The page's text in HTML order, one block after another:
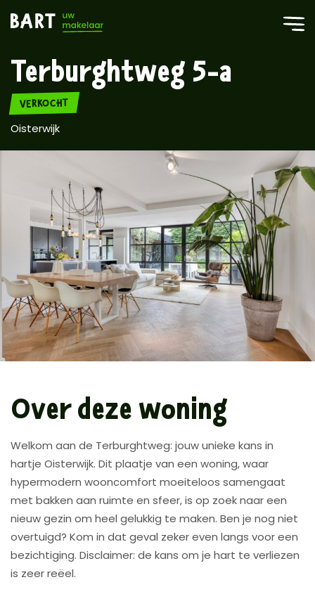
Terburghtweg 5-a
VERKOCHT
Oisterwijk
Over deze woning
Welkom aan de Terburghtweg: jouw unieke kans in
hartje Oisterwijk. Dit plaatje van een woning, waar
hypermodern wooncomfort moeiteloos samengaat
met bakken aan ruimte en sfeer, is op zoek naar een
nieuw gezin om heel gelukkig te maken. Ben je nog niet
overtuigd? Kom in dat geval zeker even langs voor een
bezichtiging. Disclaimer: de kans om je hart te verliezen
is zeer reëel.